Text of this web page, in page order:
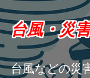
台風・災
台風などの災